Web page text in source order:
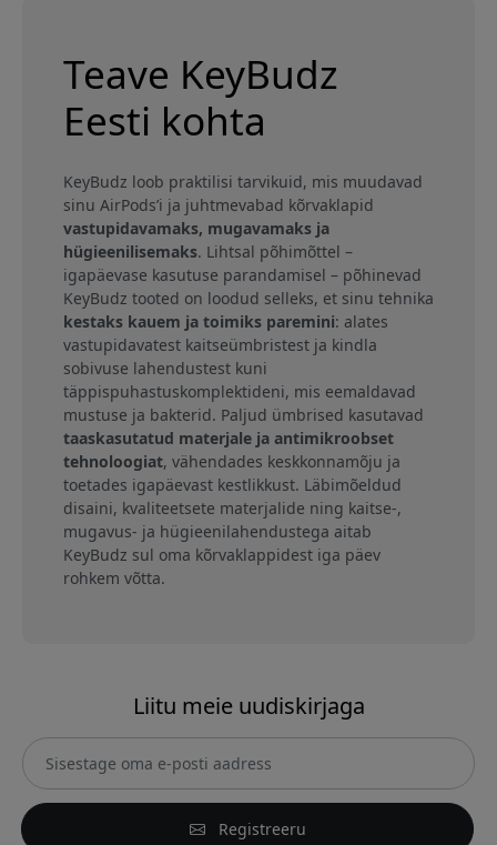
Teave KeyBudz
Eesti kohta
KeyBudz loob praktilisi tarvikuid, mis muudavad
sinu AirPods’i ja juhtmevabad kõrvaklapid
vastupidavamaks, mugavamaks ja
hügieenilisemaks. Lihtsal põhimõttel –
igapäevase kasutuse parandamisel – põhinevad
KeyBudz tooted on loodud selleks, et sinu tehnika
kestaks kauem ja toimiks paremini: alates
vastupidavatest kaitseümbristest ja kindla
sobivuse lahendustest kuni
täppispuhastuskomplektideni, mis eemaldavad
mustuse ja bakterid. Paljud ümbrised kasutavad
taaskasutatud materjale ja antimikroobset
tehnoloogiat, vähendades keskkonnamõju ja
toetades igapäevast kestlikkust. Läbimõeldud
disaini, kvaliteetsete materjalide ning kaitse-,
mugavus- ja hügieenilahendustega aitab
KeyBudz sul oma kõrvaklappidest iga päev
rohkem võtta.
Liitu meie uudiskirjaga
Registreeru